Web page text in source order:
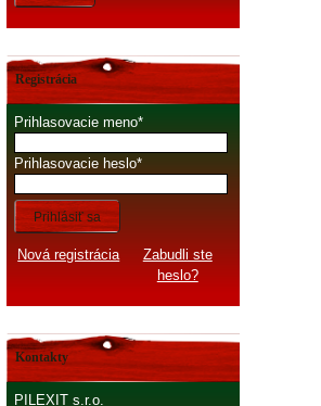
Registrácia
Prihlasovacie meno
Prihlasovacie heslo
Prihlásiť sa
Nová registrácia
Zabudli ste
heslo?
Kontakty
PILEXIT s.r.o.